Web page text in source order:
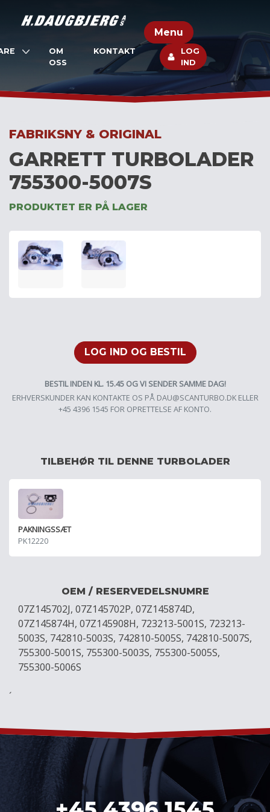
Menu
OM
OSS
KONTAKT
LOG
IND
FABRIKSNY & ORIGINAL
GARRETT TURBOLADER
755300-5007S
PRODUKTET ER PÅ LAGER
LOG IND OG BESTIL
BESTIL INDEN KL. 15.45 OG VI SENDER SAMME DAG!
ERHVERSKUNDER KAN KONTAKTE OS PÅ DAU@SCANTURBO.DKELLER
+45 4396 1545 FOR OPRETTELSE AF KONTO.
TILBEHØR TIL DENNE TURBOLADER
PAKNINGSSÆT
PK12220
OEM / RESERVEDELSNUMRE
07Z145702J, 07Z145702P, 07Z145874D,
07Z145874H, 07Z145908H, 723213-5001S, 723213-
5003S, 742810-5003S, 742810-5005S, 742810-5007S,
755300-5001S, 755300-5003S, 755300-5005S,
755300-5006S
´